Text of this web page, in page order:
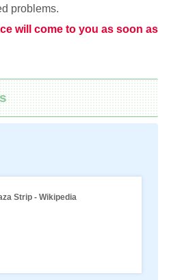
problems.
will come to you as soon as
Strip - Wikipedia